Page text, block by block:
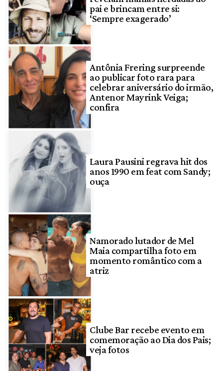
pai e brincam entre si:
‘Sempre exagerado’
Antônia Frering surpreende
ao publicar foto rara para
celebrar aniversário do irmão,
Antenor Mayrink Veiga;
confira
Laura Pausini regrava hit dos
anos 1990 em feat com Sandy;
ouça
Namorado lutador de Mel
Maia compartilha foto em
momento romântico com a
atriz
Clube Bar recebe evento em
comemoração ao Dia dos Pais;
veja fotos